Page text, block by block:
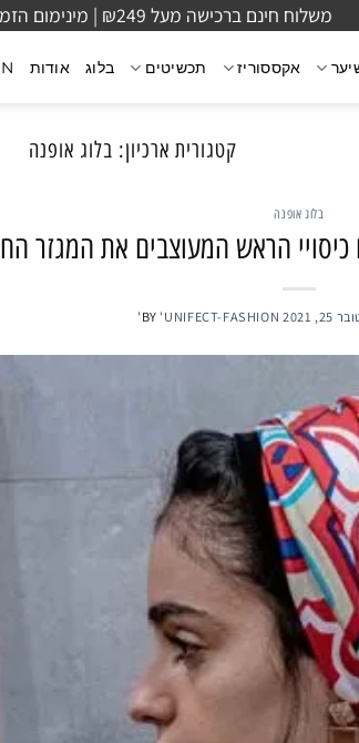
משלוח חינם ברכישה מעל ₪249 | מינימום הזמנה ₪100
אקססוריז תכשיטים בלוג אודות
קטגורית ארכיון: בלוג אופנה
בלוג אופנה
כיסויי הראש המעוצבים את המגזר
2021
BY 'UNIFECT-FASHION'